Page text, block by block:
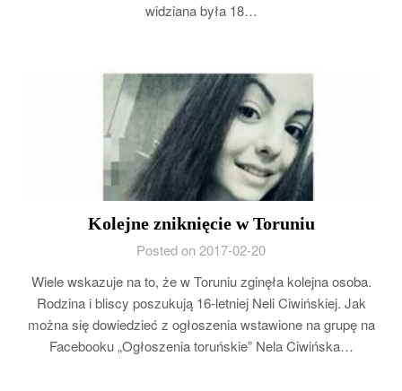
widziana była 18…
Kolejne zniknięcie w Toruniu
Posted on 2017-02-20
Wiele wskazuje na to, że w Toruniu zginęła kolejna osoba.
Rodzina i bliscy poszukują 16-letniej Neli Ciwińskiej. Jak
można się dowiedzieć z ogłoszenia wstawione na grupę na
Facebooku „Ogłoszenia toruńskie” Nela Ciwińska…